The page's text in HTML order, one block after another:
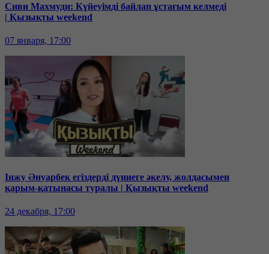
Сиви Махмуди: Күйеуімді байлап ұстағым келмеді
| Қызықты weekend
07 января, 17:00
Інжу Әнуарбек егіздерді дүниеге әкелу, жолдасымен
қарым-қатынасы туралы | Қызықты weekend
24 декабря, 17:00